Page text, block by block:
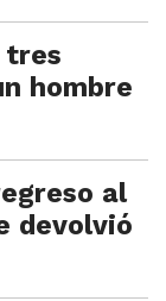
tres
hombre
al
devolvió